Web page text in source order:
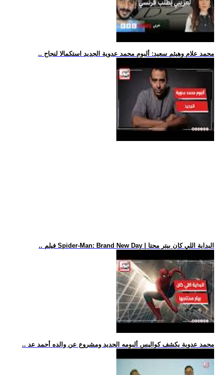
.. محمد علام وهيثم سعيد: ألبوم محمد عدوية الجديد استكمالا لنجاح
.. فيلم Spider-Man: Brand New Day | البداية اللي كان بيتر محتا
.. محمد عدوية يكشف كواليس ألبومه الجديد ومشروع عن والده أحمد عد